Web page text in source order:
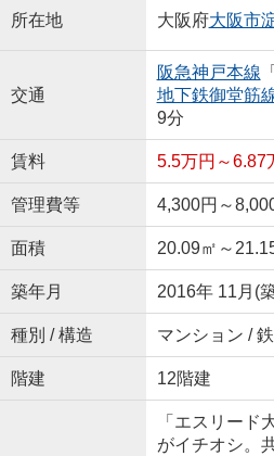
所在地 大阪府大阪市
交通
阪急神戸本線 「
地下鉄御堂筋
9分
賃料 5.5万円～6.87
管理費等 4,300円～
面積 20.09㎡～
築年月 2016年 11月(
種別 / 構造 マンション /
階建 12階建
「エスリード
がイチオシ。